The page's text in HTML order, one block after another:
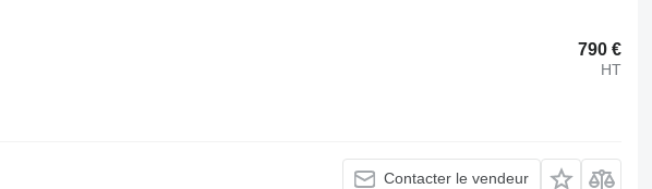
790 €
HT
Contacter le vendeur